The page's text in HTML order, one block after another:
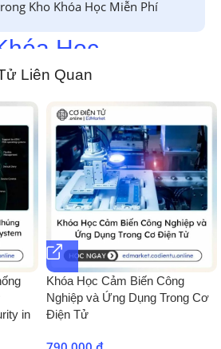
Kho Khóa Học Miễn Phí
Học
khóa học“Thiết Kế Vi Mạch ASIC:
(Application-Specific Integrated
trọng trong việc tạo ra các hệ
hiệu suất cao, tối ưu cho từng
học này được thiết kế để cung cấp
năng chuyên sâu vềthiết kế vi
kế ở mức RTL, kiểm tra, xác
và thiết kế vật lý, giúp bạn tự
án phát triển vi mạch ASIC trong
như IoT, viễn thông, điện tử tiêu
(MAIN
Liên Quan
in
Khóa Học Cảm Biến Công
Nghiệp và Ứng Dụng Trong Cơ
Điện Tử